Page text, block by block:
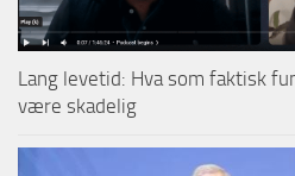
Lang levetid: Hva som faktisk
være skadelig